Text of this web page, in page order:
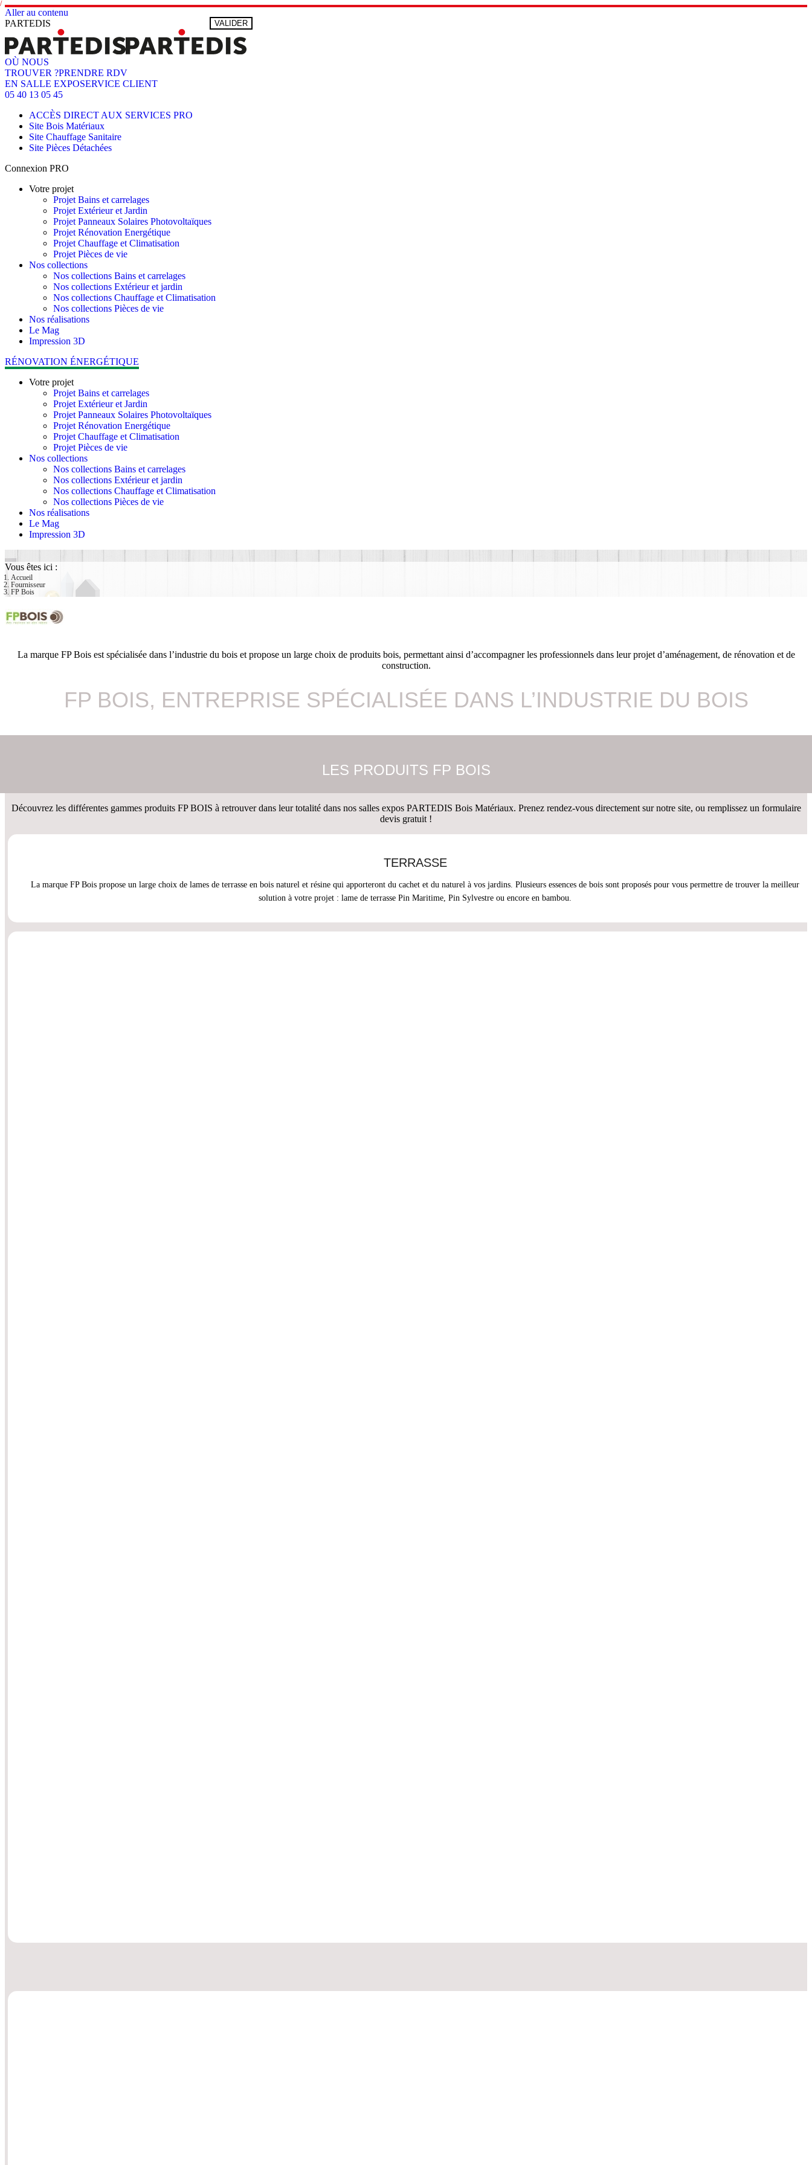
Aller au contenu
PARTEDIS
OÙ NOUS
TROUVER ?PRENDRE RDV
EN SALLE EXPOSERVICE CLIENT
05 40 13 05 45
ACCÈS DIRECT AUX SERVICES PRO
Site Bois Matériaux
Site Chauffage Sanitaire
Site Pièces Détachées
Connexion PRO
Votre projet
Projet Bains et carrelages
Projet Extérieur et Jardin
Projet Panneaux Solaires Photovoltaïques
Projet Rénovation Energétique
Projet Chauffage et Climatisation
Projet Pièces de vie
Nos collections
Nos collections Bains et carrelages
Nos collections Extérieur et jardin
Nos collections Chauffage et Climatisation
Nos collections Pièces de vie
Nos réalisations
Le Mag
Impression 3D
RÉNOVATION ÉNERGÉTIQUE
Votre projet
Projet Bains et carrelages
Projet Extérieur et Jardin
Projet Panneaux Solaires Photovoltaïques
Projet Rénovation Energétique
Projet Chauffage et Climatisation
Projet Pièces de vie
Nos collections
Nos collections Bains et carrelages
Nos collections Extérieur et jardin
Nos collections Chauffage et Climatisation
Nos collections Pièces de vie
Nos réalisations
Le Mag
Impression 3D
Vous êtes ici :
Accueil
Fournisseur
FP Bois
La marque FP Bois est spécialisée dans l’industrie du bois et propose un large choix de produits bois, permettant ainsi d’accompagner les professionnels dans leur projet d’aménagement, de rénovation et de
construction.
FP BOIS, ENTREPRISE SPÉCIALISÉE DANS L’INDUSTRIE DU BOIS
LES PRODUITS FP BOIS
Découvrez les différentes gammes produits FP BOIS à retrouver dans leur totalité dans nos salles expos PARTEDIS Bois Matériaux. Prenez rendez-vous directement sur notre site, ou remplissez un formulaire
devis gratuit !
TERRASSE
La marque FP Bois propose un large choix de lames de terrasse en bois naturel et résine qui apporteront du cachet et du naturel à vos jardins. Plusieurs essences de bois sont proposés pour vous permettre de trouver la meilleur
solution à votre projet : lame de terrasse Pin Maritime, Pin Sylvestre ou encore en bambou.
VALIDER